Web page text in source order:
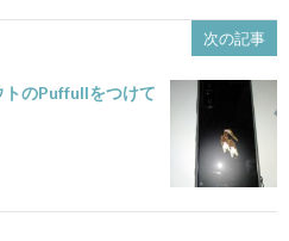
次の記事
のPuffullをつけて